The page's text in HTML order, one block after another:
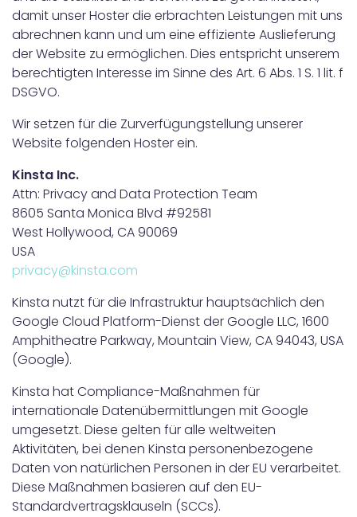
damit unser Hoster die erbrachten Leistungen mit uns
abrechnen kann und um eine effiziente Auslieferung
der Website zu ermöglichen. Dies entspricht unserem
berechtigten Interesse im Sinne des Art. 6 Abs. 1 S. 1 lit. f
DSGVO.
Wir setzen für die Zurverfügungstellung unserer
Website folgenden Hoster ein.
Kinsta Inc.
Attn: Privacy and Data Protection Team
8605 Santa Monica Blvd #92581
West Hollywood, CA 90069
USA
privacy@kinsta.com
Kinsta nutzt für die Infrastruktur hauptsächlich den
Google Cloud Platform-Dienst der Google LLC, 1600
Amphitheatre Parkway, Mountain View, CA 94043, USA
(Google).
Kinsta hat Compliance-Maßnahmen für
internationale Datenübermittlungen mit Google
umgesetzt. Diese gelten für alle weltweiten
Aktivitäten, bei denen Kinsta personenbezogene
Daten von natürlichen Personen in der EU verarbeitet.
Diese Maßnahmen basieren auf den EU-
Standardvertragsklauseln (SCCs).